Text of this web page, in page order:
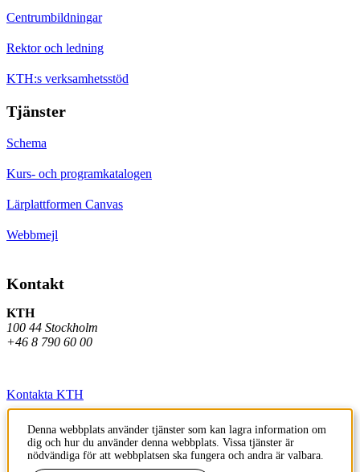
Centrumbildningar
Rektor och ledning
KTH:s verksamhetsstöd
Tjänster
Schema
Kurs- och programkatalogen
Lärplattformen Canvas
Webbmejl
Kontakt
KTH
100 44 Stockholm
+46 8 790 60 00
Kontakta KTH
Jobba på KTH
Press och media
Denna webbplats använder tjänster som kan lagra information om
dig och hur du använder denna webbplats. Vissa tjänster är
nödvändiga för att webbplatsen ska fungera och andra är valbara.